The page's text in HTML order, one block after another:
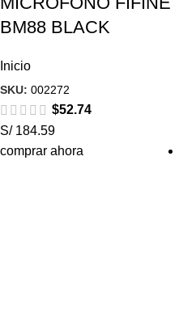
BM88 BLACK
Inicio
SKU: 002272
$52.74
S/ 184.59
comprar ahora